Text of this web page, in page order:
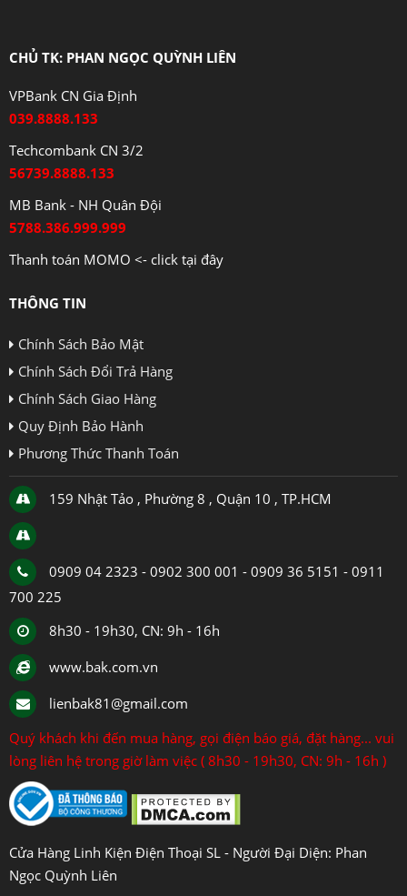
CHỦ TK: PHAN NGỌC QUỲNH LIÊN
VPBank CN Gia Định
039.8888.133
Techcombank CN 3/2
56739.8888.133
MB Bank - NH Quân Đội
5788.386.999.999
Thanh toán MOMO <- click tại đây
THÔNG TIN
Chính Sách Bảo Mật
Chính Sách Đổi Trả Hàng
Chính Sách Giao Hàng
Quy Định Bảo Hành
Phương Thức Thanh Toán
159 Nhật Tảo , Phường 8 , Quận 10 , TP.HCM
0909 04 2323 - 0902 300 001 - 0909 36 5151 - 0911
700 225
8h30 - 19h30, CN: 9h - 16h
www.bak.com.vn
lienbak81@gmail.com
Quý khách khi đến mua hàng, gọi điện báo giá, đặt hàng... vui
lòng liên hệ trong giờ làm việc ( 8h30 - 19h30, CN: 9h - 16h )
Cửa Hàng Linh Kiện Điện Thoại SL - Người Đại Diện: Phan
Ngọc Quỳnh Liên